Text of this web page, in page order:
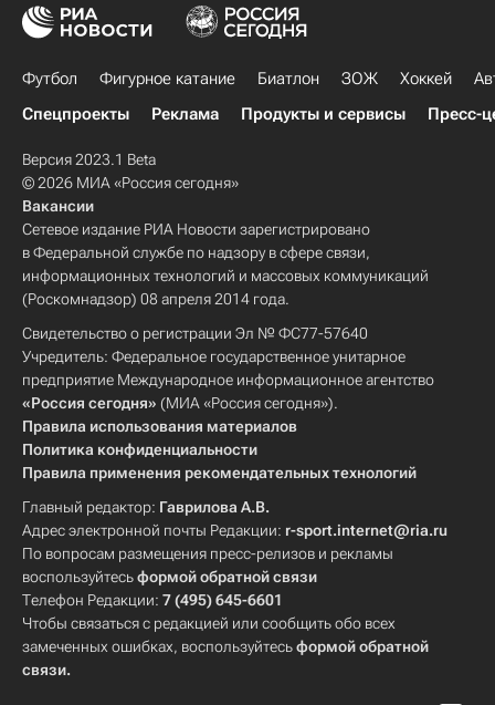
Футбол Фигурное катание Биатлон ЗОЖ Хоккей
Спецпроекты
Реклама Продукты и сервисы Пресс-
Версия 2023.1 Beta
© 2026 МИА «Россия сегодня»
Вакансии
Сетевое издание РИА Новости зарегистрировано
в Федеральной службе по надзору в сфере связи,
информационных технологий и массовых коммуникаций
(Роскомнадзор) 08 апреля 2014 года.
Свидетельство о регистрации Эл № ФС77-57640
Учредитель: Федеральное государственное унитарное
предприятие Международное информационное агентство
«Россия сегодня» (МИА «Россия сегодня»).
Правила использования материалов
Политика конфиденциальности
Правила применения рекомендательных технологий
Главный редактор: Гаврилова А.В.
Адрес электронной почты Редакции: r-sport.internet@ria.ru
По вопросам размещения пресс-релизов и рекламы
воспользуйтесьформой обратной связи
Телефон Редакции: 7 (495) 645-6601
Чтобы связаться с редакцией или сообщить обо всех
замеченных ошибках, воспользуйтесьформой обратной
связи.